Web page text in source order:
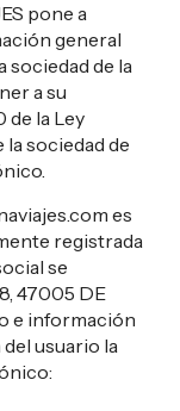
pone a
general
sociedad de la
a su
de la Ley
la sociedad de
es
registrada
se
47005 DE
e información
usuario la